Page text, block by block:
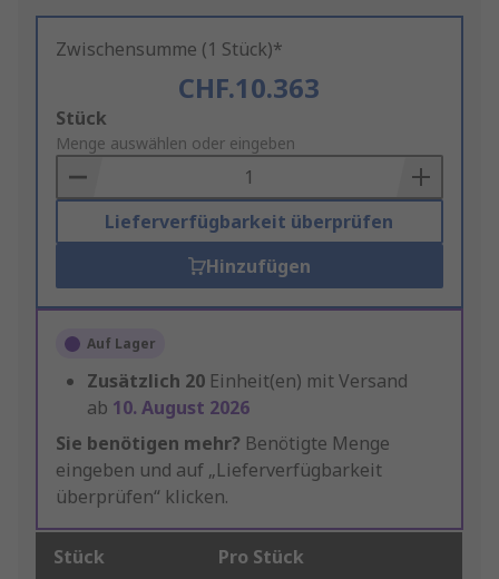
Zwischensumme (1 Stück)*
CHF.10.363
Add
to
Basket
Stück
Menge auswählen oder eingeben
Lieferverfügbarkeit überprüfen
Hinzufügen
Auf Lager
Zusätzlich 20 Einheit(en) mit Versand
ab 10. August 2026
Sie benötigen mehr? Benötigte Menge
eingeben und auf „Lieferverfügbarkeit
überprüfen“ klicken.
Stück Pro Stück